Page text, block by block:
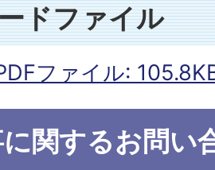
ドファイル
ファイル:
関するお問い